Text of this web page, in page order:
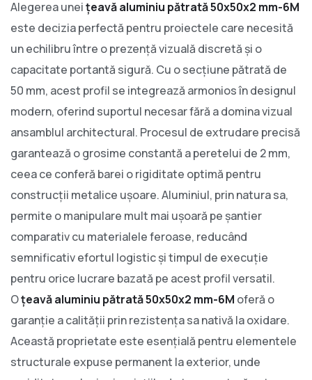
Alegerea uneițeavă aluminiu pătrată 50x50x2 mm-6M
este decizia perfectă pentru proiectele care necesită
un echilibru între o prezență vizuală discretă și o
capacitate portantă sigură. Cu o secțiune pătrată de
50 mm, acest profil se integrează armonios în designul
modern, oferind suportul necesar fără a domina vizual
ansamblul architectural. Procesul de extrudare precisă
garantează o grosime constantă a peretelui de 2 mm,
ceea ce conferă barei o rigiditate optimă pentru
construcții metalice ușoare. Aluminiul, prin natura sa,
permite o manipulare mult mai ușoară pe șantier
comparativ cu materialele feroase, reducând
semnificativ efortul logistic și timpul de execuție
pentru orice lucrare bazată pe acest profil versatil.
Oțeavă aluminiu pătrată 50x50x2 mm-6M oferă o
garanție a calității prin rezistența sa nativă la oxidare.
Această proprietate este esențială pentru elementele
structurale expuse permanent la exterior, unde